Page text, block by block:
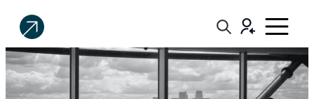
Sijoittaja.fi
Tee
parempia
sijoituspäätöksiä